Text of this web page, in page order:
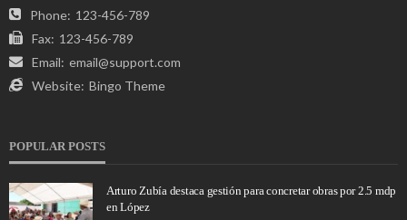
Phone: 123-456-789
Fax: 123-456-789
Email: email@support.com
Website: Bingo Theme
POPULAR POSTS
Arturo Zubía destaca gestión para concretar obras por 2.5 mdp
en López